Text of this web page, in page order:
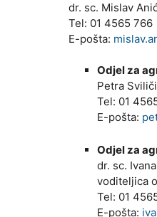
dr. sc. Mislav
Tel: 01 4565 766
E-pošta:
Odjel za
Petra
Tel: 01
E-pošta:
Odjel za
dr. sc.
voditeljica
Tel: 01
E-pošta: